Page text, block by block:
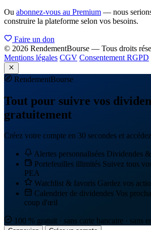
Ou abonnez-vous au Premium — nous
construire la plateforme selon vos besoins.
Faire un don
© 2026 RendementBourse — Tous droits
Mentions légales CGV Consentement RGPD
RendementBourse
Tout pour suivre vos
gratuitement
Créez votre compte en 30 secondes et
Alertes personnalisées Dividendes
Portefeuilles illimités Suivez tous
PEA
Watchlist & favoris Gardez vos
Calendrier de dividendes Vos
coup d'œil
100 % gratuit · sans carte bancaire · sans